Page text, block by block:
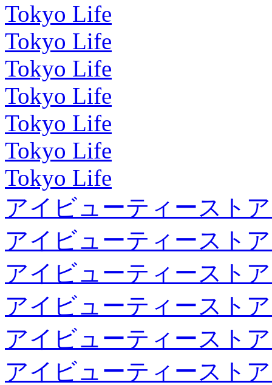
Tokyo Life
Tokyo Life
Tokyo Life
Tokyo Life
Tokyo Life
Tokyo Life
Tokyo Life
アイビューティースト
アイビューティースト
アイビューティースト
アイビューティースト
アイビューティースト
アイビューティースト